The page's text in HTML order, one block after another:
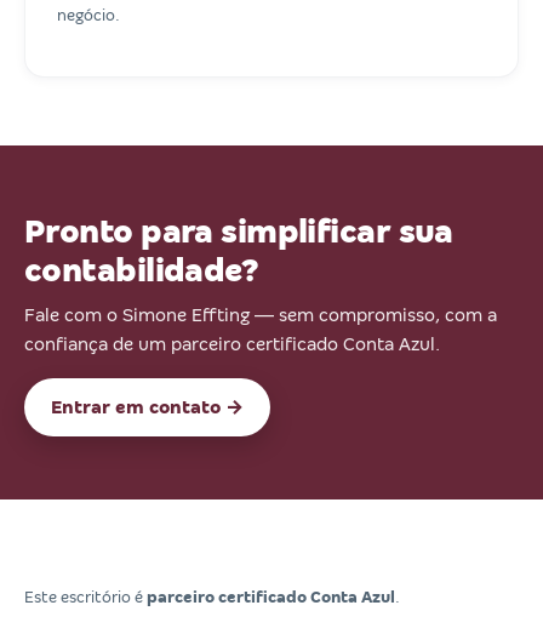
negócio.
Pronto para simplificar sua
contabilidade?
Fale com o Simone Effting — sem compromisso, com a
confiança de um parceiro certificado Conta Azul.
Entrar em contato →
Este escritório é parceiro certificado Conta Azul